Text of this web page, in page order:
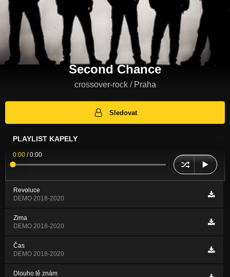
Second Chance
crossover-rock / Praha
Sledovat
PLAYLIST KAPELY
0:00 /0:00
Revoluce
DEMO 2018-2020
Zima
DEMO 2018-2020
Čas
DEMO 2018-2020
Dlouho tě znám